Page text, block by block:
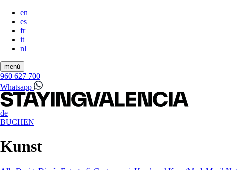
en
es
fr
it
nl
menú
960 627 700
Whatsapp
de
BUCHEN
Kunst